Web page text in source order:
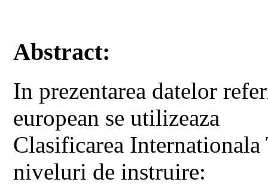
Abstract:
In prezentarea datelor
european se utilizeaza
Clasificarea
niveluri de instruire: